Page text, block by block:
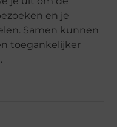
en je
Samen kunnen
toegankelijker